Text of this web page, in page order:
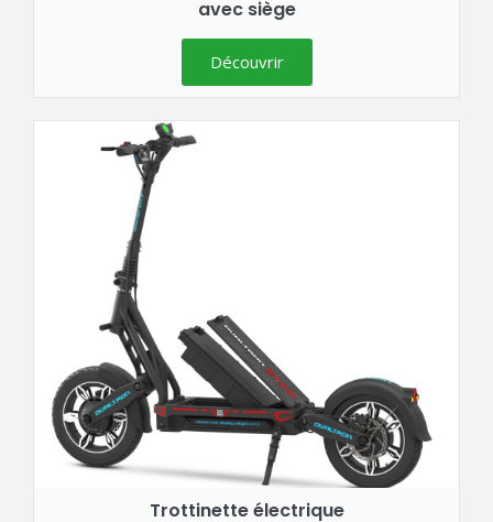
avec siège
Découvrir
Trottinette électrique